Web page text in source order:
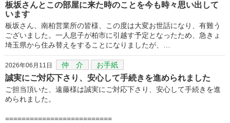
板坂さんとこの部屋に来た時のことを今も時々思い出して
います
板坂さん、南柏営業所の皆様、この度は大変お世話になり、有難う
ございました。一人息子が柏市に引越す予定となったため、急きょ
埼玉県から住み替えをすることになりましたが、…
2026年06月11日 仲 介 お手紙
誠実にご対応下さり、安心して手続きを進められました
ご担当頂いた、遠藤様は誠実にご対応下さり、安心して手続きを進
められました。
==========================